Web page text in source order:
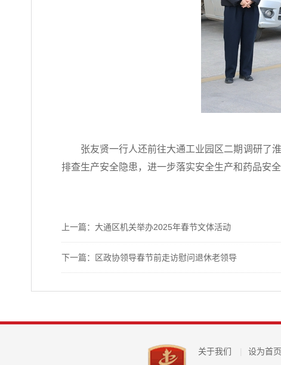
张友贤一行人还前往大通工业园区二期调研了
排查生产安全隐患，进一步落实安全生产和药品安
上一篇：大通区机关举办2025年春节文体活动
下一篇：区政协领导春节前走访慰问退休老领导
关于我们 设为首页